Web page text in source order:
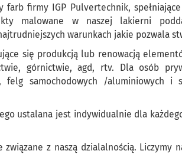
farb firmy IGP Pulvertechnik,
malowane w naszej lakierni
warunkach jakie pozwala
się produkcją lub renowacją
górnictwie, agd, rtv. Dla osób
felg samochodowych /aluminiowych i
ustalana jest indywidualnie dla
z naszą dzialalnością. Liczymy